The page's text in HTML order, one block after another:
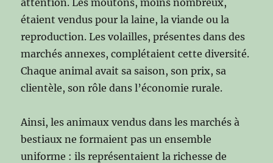
étaient vendus pour la laine, la viande ou la
reproduction. Les volailles, présentes dans des
marchés annexes, complétaient cette diversité.
Chaque animal avait sa saison, son prix, sa
clientèle, son rôle dans l’économie rurale.
Ainsi, les animaux vendus dans les marchés à
bestiaux ne formaient pas un ensemble
uniforme : ils représentaient la richesse de